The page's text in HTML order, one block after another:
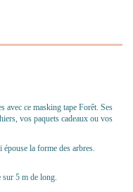
avec ce masking tape Forêt. Ses
vos paquets cadeaux ou vos
la forme des arbres.
sur 5 m de long.